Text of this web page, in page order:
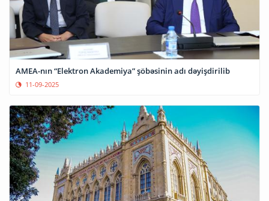
AMEA-nın “Elektron Akademiya” şöbəsinin adı dəyişdirilib
11-09-2025